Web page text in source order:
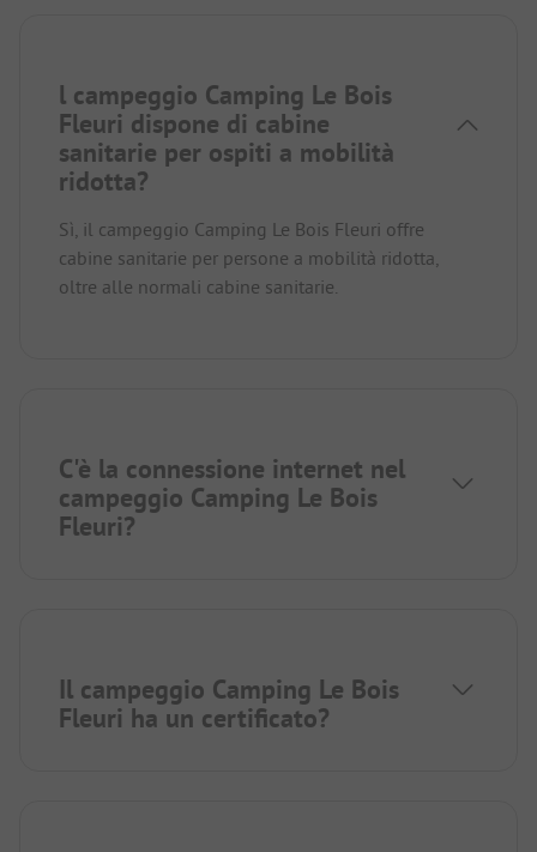
l campeggio Camping Le Bois
Fleuri dispone di cabine
sanitarie per ospiti a mobilità
ridotta?
Sì, il campeggio Camping Le Bois Fleuri offre
cabine sanitarie per persone a mobilità ridotta,
oltre alle normali cabine sanitarie.
C'è la connessione internet nel
campeggio Camping Le Bois
Fleuri?
Il campeggio Camping Le Bois
Fleuri ha un certificato?